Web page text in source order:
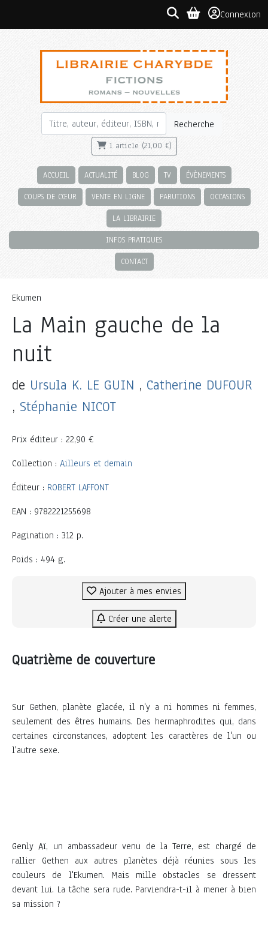
Connexion
Recherche
1 article (21,00 €)
ACCUEIL ACTUALITÉ BLOG TV ÉVÈNEMENTS
COUPS DE CŒUR VENTE EN LIGNE PARUTIONS OCCASIONS
LA LIBRAIRIE
INFOS PRATIQUES
CONTACT
Ekumen
La Main gauche de la
nuit
de Ursula K. LE GUIN , Catherine DUFOUR
, Stéphanie NICOT
Prix éditeur : 22,90 €
Collection : Ailleurs et demain
Éditeur : ROBERT LAFFONT
EAN : 9782221255698
Pagination : 312 p.
Poids : 494 g.
Ajouter à mes envies
Créer une alerte
Quatrième de couverture
Sur Gethen, planète glacée, il n'y a ni hommes ni femmes,
seulement des êtres humains. Des hermaphrodites qui, dans
certaines circonstances, adoptent les caractères de l'un ou
l'autre sexe.
Genly Aï, un ambassadeur venu de la Terre, est chargé de
rallier Gethen aux autres planètes déjà réunies sous les
couleurs de l'Ekumen. Mais mille obstacles se dressent
devant lui. La tâche sera rude. Parviendra-t-il à mener à bien
sa mission ?